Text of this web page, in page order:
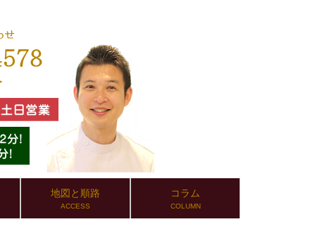
地図と順路
ACCESS
コラム
COLUMN